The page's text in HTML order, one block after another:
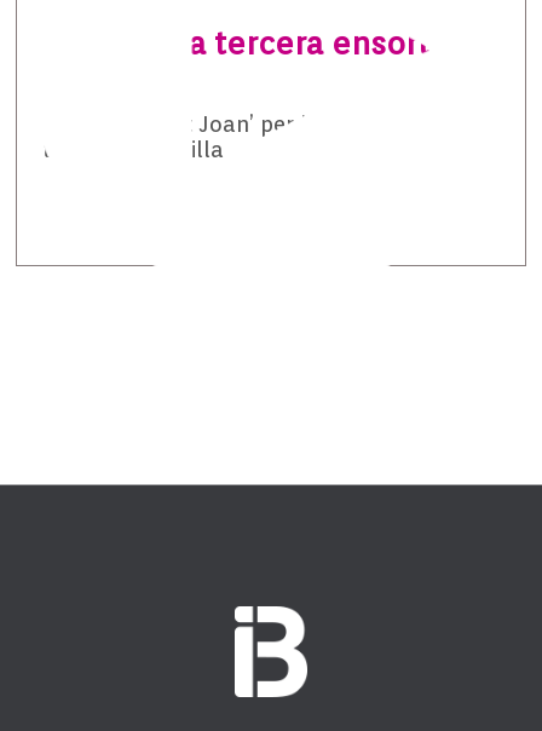
feeta de la tercera ensortilla
‘Cants de Sant Joan’ per la feeta de la
tercera ensortilla